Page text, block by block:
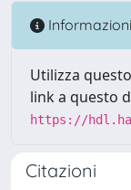
Informazioni
Utilizza
link a questo
https://
Citazioni